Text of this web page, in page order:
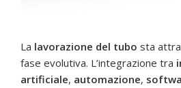
La lavorazione del tubo sta
fase evolutiva. L’integrazione tra
artificiale, automazione,